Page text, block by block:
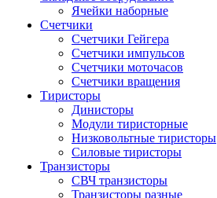
Ячейки наборные
Счетчики
Счетчики Гейгера
Счетчики импульсов
Счетчики моточасов
Счетчики вращения
Тиристоры
Динисторы
Модули тиристорные
Низковольтные тиристоры
Силовые тиристоры
Транзисторы
СВЧ транзисторы
Транзисторы разные